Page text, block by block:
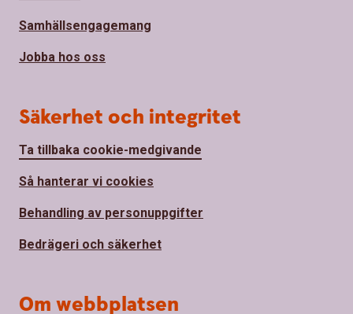
Samhällsengagemang
Jobba hos oss
Säkerhet och integritet
Ta tillbaka cookie-medgivande
Så hanterar vi cookies
Behandling av personuppgifter
Bedrägeri och säkerhet
Om webbplatsen